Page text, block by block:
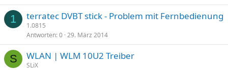
1 terratec DVBT stick - Problem mit Fernbedienung
1.0815
Antworten 0 29. März 2014
S WLAN | WLM 10U2 Treiber
SLiX